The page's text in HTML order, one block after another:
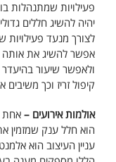
פעילויות שמתנהלות
יהיה להשיג חללים
לצורך מנעד פעילויות
אפשר להשיג את
ולאפשר שיעור
קיפול זריז וכך
אולמות אירועים – אחת
הוא חלל ענק שמזמין
עניין העיצוב הוא